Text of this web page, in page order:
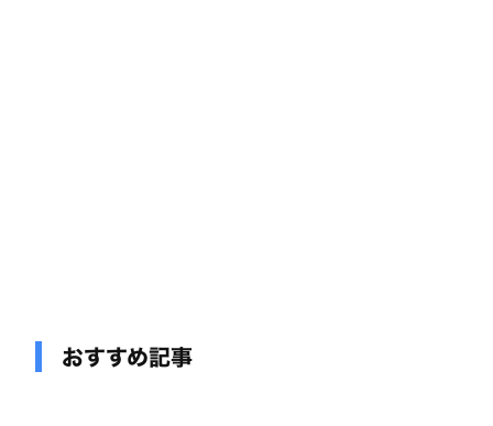
おすすめ記事